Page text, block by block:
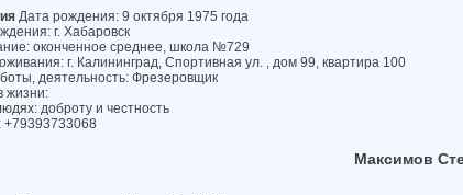
Дата рождения: 9 октября 1975 года
г. Хабаровск
оконченное среднее, школа №729
г. Калининград, Спортивная ул. , дом 99, квартира 100
деятельность: Фрезеровщик
жизни:
доброту и честность
Максимов